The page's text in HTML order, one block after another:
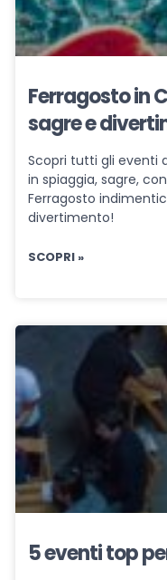
Ferragosto in
sagre e
Scopri tutti gli eventi
in spiaggia, sagre,
Ferragosto
divertimento!
SCOPRI »
5 eventi top